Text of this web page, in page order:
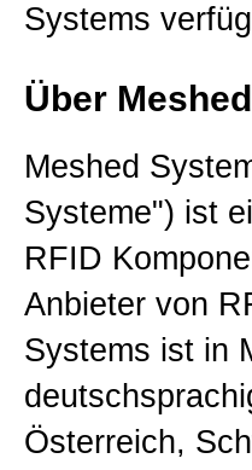
Systems
Über
Meshed
Systeme") ist
RFID
Anbieter von
Systems ist in
Österreich,